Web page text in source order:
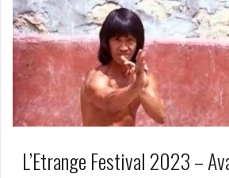
L’Etrange Festival 2023 –